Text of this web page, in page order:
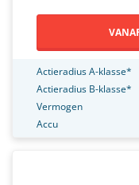
Actieradius A-klasse*
Actieradius B-klasse*
Vermogen
Accu